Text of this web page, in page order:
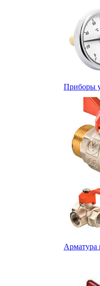
Приборы
Арматура